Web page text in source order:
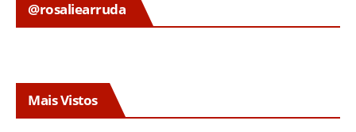
@rosaliearruda
Mais Vistos